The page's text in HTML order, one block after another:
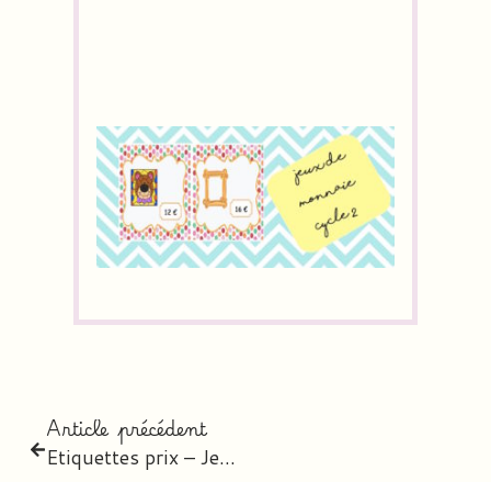
Article précédent
Etiquettes prix – Jeu de la marchande